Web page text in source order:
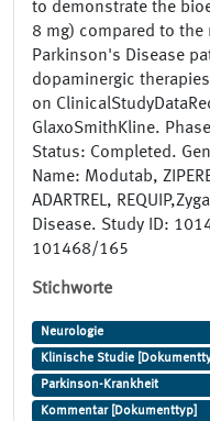
to demonstrate the
8 mg) compared to the
Parkinson's Disease
dopaminergic
on
GlaxoSmithKline.
Status: Completed.
Name: Modutab,
ADARTREL,
Disease. Study ID:
101468/165
Stichworte
Neurologie
Klinische Studie
Parkinson-Krankheit
Kommentar [Dokumenttyp]